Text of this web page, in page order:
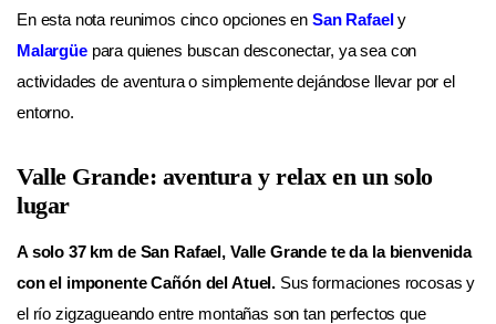
En esta nota reunimos cinco opciones en San Rafael y
Malargüepara quienes buscan desconectar, ya sea con
actividades de aventura o simplemente dejándose llevar por el
entorno.
Valle Grande: aventura y relax en un solo
lugar
A solo 37 km de San Rafael, Valle Grande te da la bienvenida
con el imponenteCañón del Atuel. Sus formaciones rocosas y
el río zigzagueando entre montañas son tan perfectos que